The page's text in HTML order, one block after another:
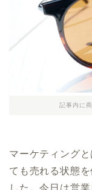
記事内に
マーケティング
ても売れる状態
した。今日は営